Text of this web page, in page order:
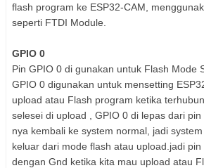
flash program ke ESP32-CAM,
seperti FTDI Module.
GPIO 0
Pin GPIO 0 di gunakan untuk Flash Mode
GPIO 0 digunakan untuk mensetting
upload atau Flash program ketika
selesei di upload , GPIO 0 di lepas dari
nya kembali ke system normal, jadi
keluar dari mode flash atau upload.jadi
dengan Gnd ketika kita mau upload atau